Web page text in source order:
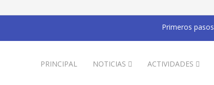
Primeros pasos
PRINCIPAL NOTICIAS ACTIVIDADES